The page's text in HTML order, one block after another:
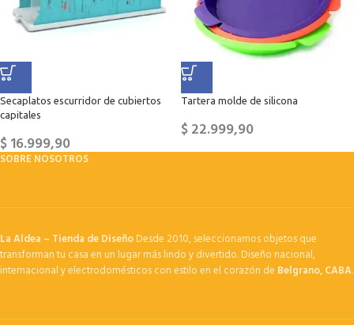
Secaplatos escurridor de cubiertos
capitales
$16.999,90
Tartera molde de silicona
$22.999,90
SOBRE NOSOTROS
La Aldea – Tienda de DiseñoDesde 2010, seleccionamos objetos que
transforman tu casa en un lugar más lindo y divertido. Diseño nacional,
internacional y electrodomésticos con estilo en el corazón de Belgrano, CABA.